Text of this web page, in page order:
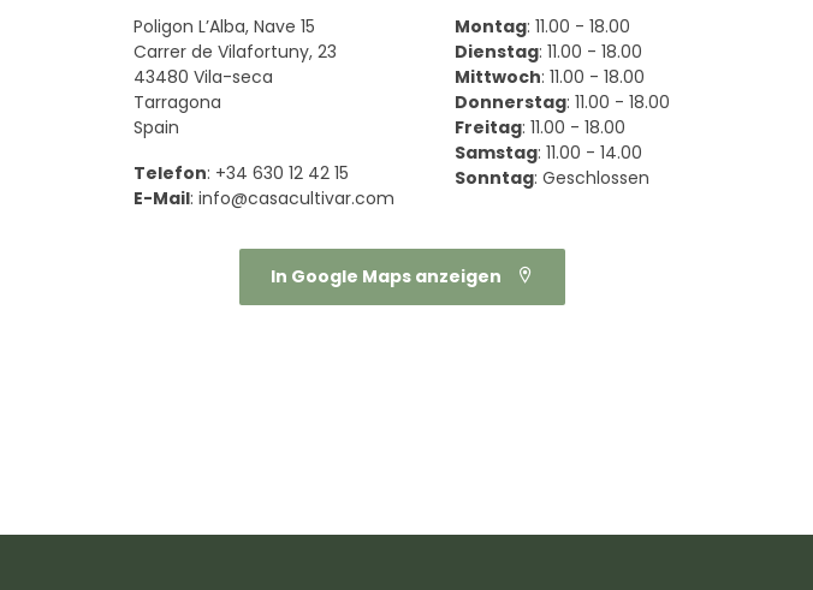
Poligon L’Alba, Nave 15
Carrer de Vilafortuny, 23
43480 Vila-seca
Tarragona
Spain
Telefon: +34 630 12 42 15
E-Mail: info@casacultivar.com
Montag: 11.00 - 18.00
Dienstag: 11.00 - 18.00
Mittwoch: 11.00 - 18.00
Donnerstag: 11.00 - 18.00
Freitag: 11.00 - 18.00
Samstag: 11.00 - 14.00
Sonntag: Geschlossen
In Google Maps anzeigen